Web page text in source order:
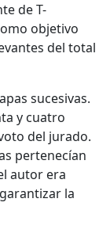
de T-
objetivo
del total
sucesivas.
y cuatro
del jurado.
pertenecían
autor era
la